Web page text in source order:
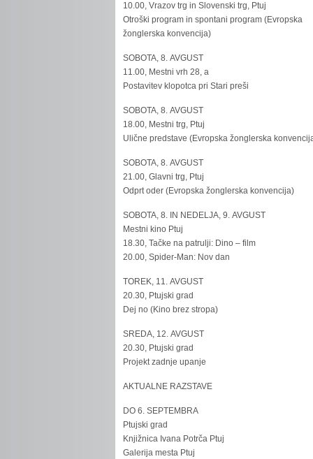
10.00, Vrazov trg in Slovenski trg, Ptuj
Otroški program in spontani program (Evropska
žonglerska konvencija)
SOBOTA, 8. AVGUST
11.00, Mestni vrh 28, a
Postavitev klopotca pri Stari preši
SOBOTA, 8. AVGUST
18.00, Mestni trg, Ptuj
Ulične predstave (Evropska žonglerska
SOBOTA, 8. AVGUST
21.00, Glavni trg, Ptuj
Odprt oder (Evropska žonglerska konvencija)
SOBOTA, 8. IN NEDELJA, 9. AVGUST
Mestni kino Ptuj
18.30, Tačke na patrulji: Dino – film
20.00, Spider-Man: Nov dan
TOREK, 11. AVGUST
20.30, Ptujski grad
Dej no (Kino brez stropa)
SREDA, 12. AVGUST
20.30, Ptujski grad
Projekt zadnje upanje
AKTUALNE RAZSTAVE
DO 6. SEPTEMBRA
Ptujski grad
Knjižnica Ivana Potrča Ptuj
Galerija mesta Ptuj